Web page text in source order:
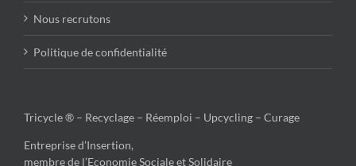
Nous recrutons
Politique de confidentialité
Tricycle ® – Recyclage – Réemploi – Upcycling – Curage
Entreprise d’Insertion,
membre de l’Economie Sociale et Solidaire